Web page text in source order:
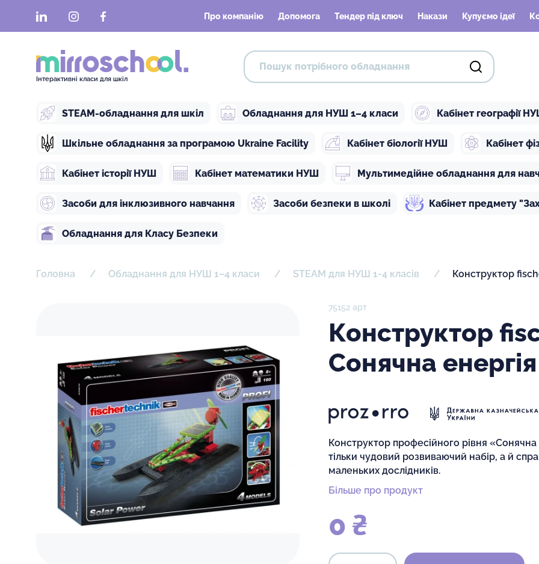
LinkedInInstagramFacebook Про компанію Допомога Тендер під ключ Накази Купуємо ідеї
Інтерактивні класи для шкіл
STEAM-обладнання для шкіл Обладнання для НУШ 1–4 класи Кабінет географії
Шкільне обладнання за програмою Ukraine Facility Кабінет біології НУШ Кабінет
Кабінет історії НУШ Кабінет математики НУШ Мультимедійне обладнання для
Засоби для інклюзивного навчання Засоби безпеки в школі Кабінет предмету
Обладнання для Класу Безпеки
Головна Обладнання для НУШ 1–4 класи STEAM для НУШ 1-4 класів Конструктор
75152 арт
Конструктор
Сонячна енергія
Конструктор професійного рівня
тільки чудовий розвиваючий набір, а й
маленьких дослідників.
Більше про продукт
0 ₴